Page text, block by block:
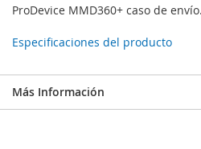
ProDevice MMD360+ caso de envío.
Especificaciones del producto
Más Información